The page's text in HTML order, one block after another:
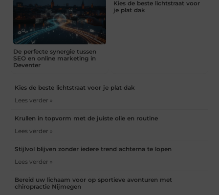
De perfecte synergie tussen
SEO en online marketing in
Deventer
Kies de beste lichtstraat voor
je plat dak
Kies de beste lichtstraat voor je plat dak
Lees verder »
Krullen in topvorm met de juiste olie en routine
Lees verder »
Stijlvol blijven zonder iedere trend achterna te lopen
Lees verder »
Bereid uw lichaam voor op sportieve avonturen met
chiropractie Nijmegen